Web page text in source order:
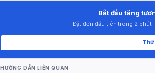
Bắt đầu tăng
Đặt đơn đầu tiên trong 2 phút
Thử
HƯỚNG DẪN LIÊN QUAN